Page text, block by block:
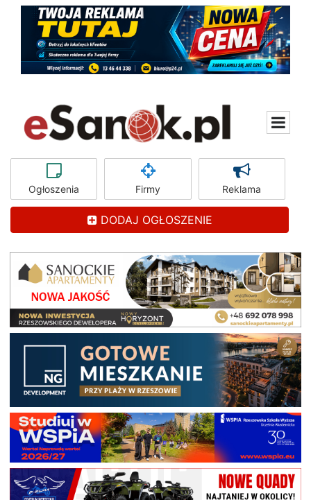
Ogłoszenia Firmy Reklama
DODAJ OGŁOSZENIE